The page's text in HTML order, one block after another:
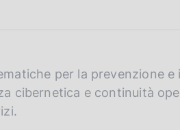
per la prevenzione
cibernetica e continuità